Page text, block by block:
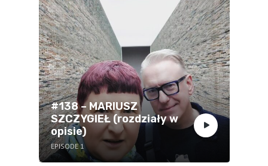
#138 – MARIUSZ
SZCZYGIEŁ (rozdziały w
opisie)
EPISODE 1